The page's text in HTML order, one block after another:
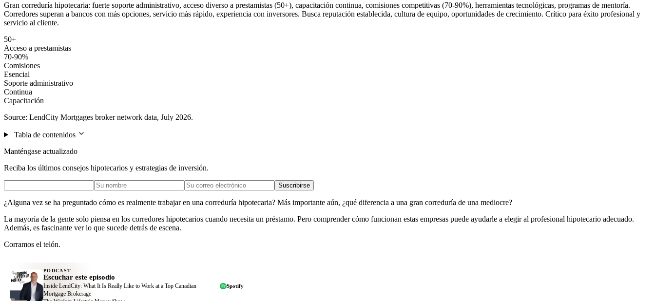
Gran correduría hipotecaria: fuerte soporte administrativo, acceso diverso a prestamistas (50+), capacitación continua, comisiones competitivas (70-90%), herramientas tecnológicas, programas de mentoría.
Corredores superan a bancos con más opciones, servicio más rápido, experiencia con inversores. Busca reputación establecida, cultura de equipo, oportunidades de crecimiento. Crítico para éxito profesional y
servicio al cliente.
50+
Acceso a prestamistas
70-90%
Comisiones
Esencial
Soporte administrativo
Continua
Capacitación
Source: LendCity Mortgages broker network data, July 2026.
Tabla de contenidos
Manténgase actualizado
Reciba los últimos consejos hipotecarios y estrategias de inversión.
Suscribirse
¿Alguna vez se ha preguntado cómo es realmente trabajar en una correduría hipotecaria? Más importante aún, ¿qué diferencia a una gran correduría de una mediocre?
La mayoría de la gente solo piensa en los corredores hipotecarios cuando necesita un préstamo. Pero comprender cómo funcionan estas empresas puede ayudarle a elegir al profesional hipotecario adecuado.
Además, es fascinante ver lo que sucede detrás de escena.
Corramos el telón.
PODCAST
Escuchar este episodio
Inside LendCity: What It Is Really Like to Work at a Top Canadian
Mortgage Brokerage
Spotify